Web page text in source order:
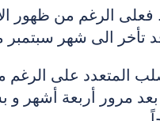
تأخر الى شهر سبتمبر
المتعدد على
مرور أربعة أشهر و